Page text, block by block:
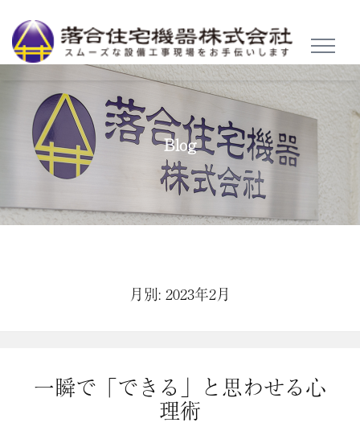
Blog
月別: 2023年2月
一瞬で「できる」と思わせる心
理術